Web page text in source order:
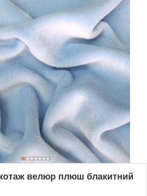
велюр плюш блакитний